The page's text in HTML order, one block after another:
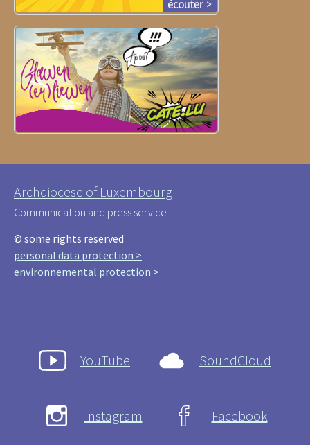
Archdiocese of Luxembourg
Communication and press service
© some rights reserved
personal data protection >
environnemental protection >
YouTube SoundCloud
Instagram Facebook